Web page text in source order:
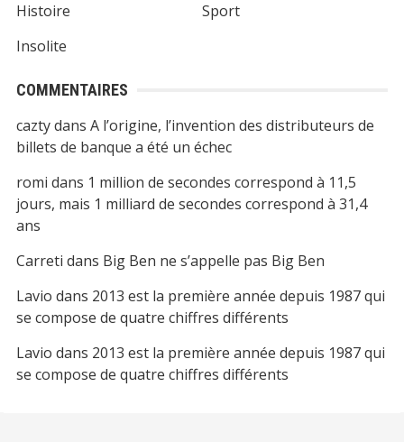
Histoire
Insolite
Sport
COMMENTAIRES
caztydans A l’origine, l’invention des distributeurs de
billets de banque a été un échec
romi dans 1 million de secondes correspond à 11,5
jours, mais 1 milliard de secondes correspond à 31,4
ans
Carreti dans Big Ben ne s’appelle pas Big Ben
Lavio dans 2013 est la première année depuis 1987 qui
se compose de quatre chiffres différents
Lavio dans 2013 est la première année depuis 1987 qui
se compose de quatre chiffres différents